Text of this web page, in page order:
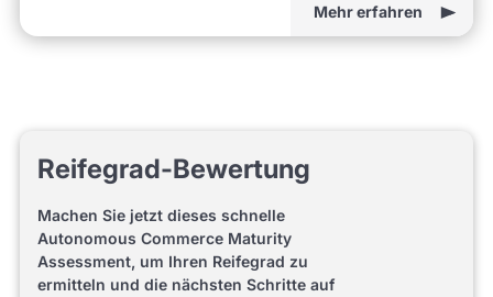
Mehr erfahren
Reifegrad-Bewertung
Machen Sie jetzt dieses schnelle
Autonomous Commerce Maturity
Assessment, um Ihren Reifegrad zu
ermitteln und die nächsten Schritte auf